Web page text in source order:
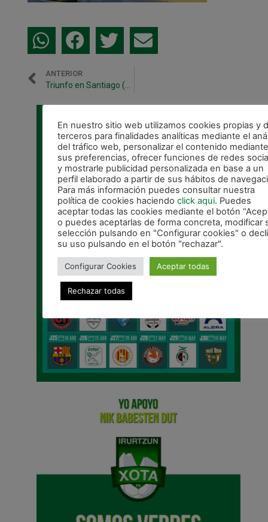
ANTERIOR
En nuestro sitio web utilizamos cookies propias y
terceros para finalidades analíticas mediante el
del tráfico web, personalizar el contenido mediante
sus preferencias, ofrecer funciones de redes
y mostrarle publicidad personalizada en base a un
perfil elaborado a partir de sus hábitos de
Para más información puedes consultar nuestra
política de cookies haciendo click aqui. Puedes
aceptar todas las cookies mediante el botón
o puedes aceptarlas de forma concreta, modificar
selección pulsando en "Configurar cookies" o
su uso pulsando en el botón "rechazar".
Configurar Cookies Aceptar todas
Rechazar todas